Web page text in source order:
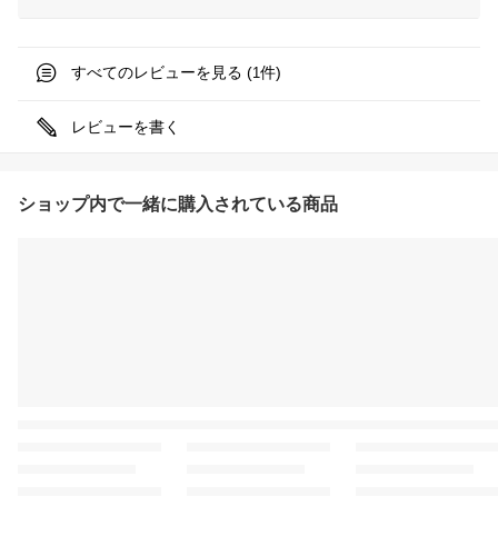
すべてのレビューを見る (1 件)
レビューを書く
ショップ内で一緒に購入されている商品